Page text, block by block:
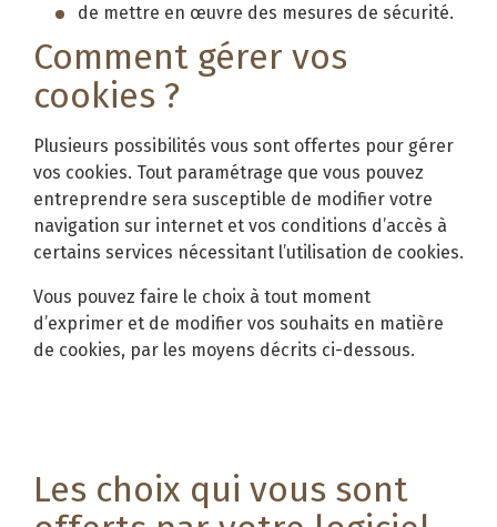
de mettre en œuvre des mesures de sécurité.
Comment gérer vos
cookies ?
Plusieurs possibilités vous sont offertes pour gérer
vos cookies. Tout paramétrage que vous pouvez
entreprendre sera susceptible de modifier votre
navigation sur internet et vos conditions d’accès à
certains services nécessitant l’utilisation de cookies.
Vous pouvez faire le choix à tout moment
d’exprimer et de modifier vos souhaits en matière
de cookies, par les moyens décrits ci-dessous.
Les choix qui vous sont